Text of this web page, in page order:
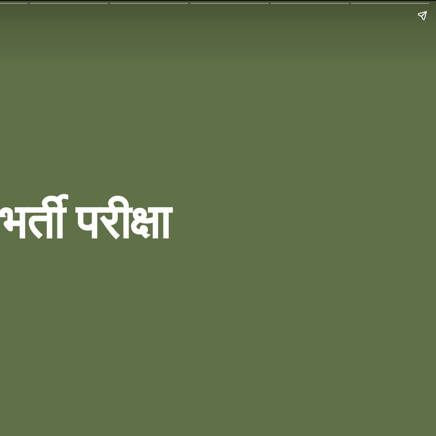
परीक्षा